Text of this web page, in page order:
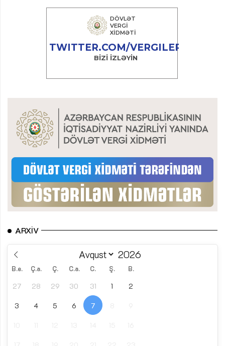
ARXIV
B.e. Ç.a. Ç. C.a. C. Ş. B.
27 28 29 30 31 1 2
3 4 5 6 7